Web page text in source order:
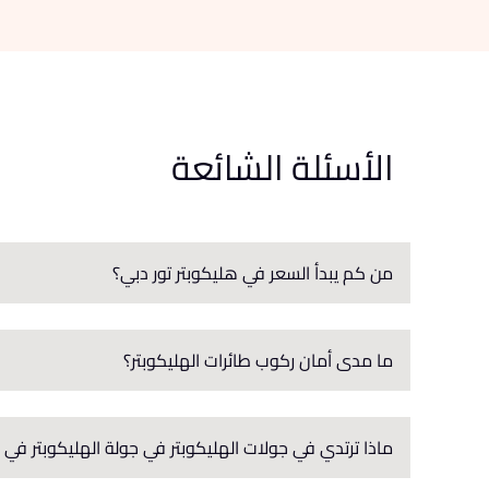
الأسئلة الشائعة
من كم يبدأ السعر في هليكوبتر تور دبي؟
ما مدى أمان ركوب طائرات الهليكوبتر؟
ماذا ترتدي في جولات الهليكوبتر في جولة الهليكوبتر